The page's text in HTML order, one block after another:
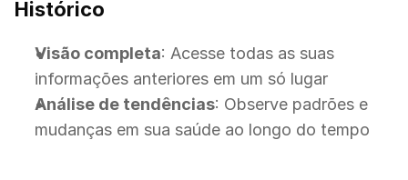
Histórico
Visão completa: Acesse todas as suas
informações anteriores em um só lugar
Análise de tendências: Observe padrões e
mudanças em sua saúde ao longo do tempo